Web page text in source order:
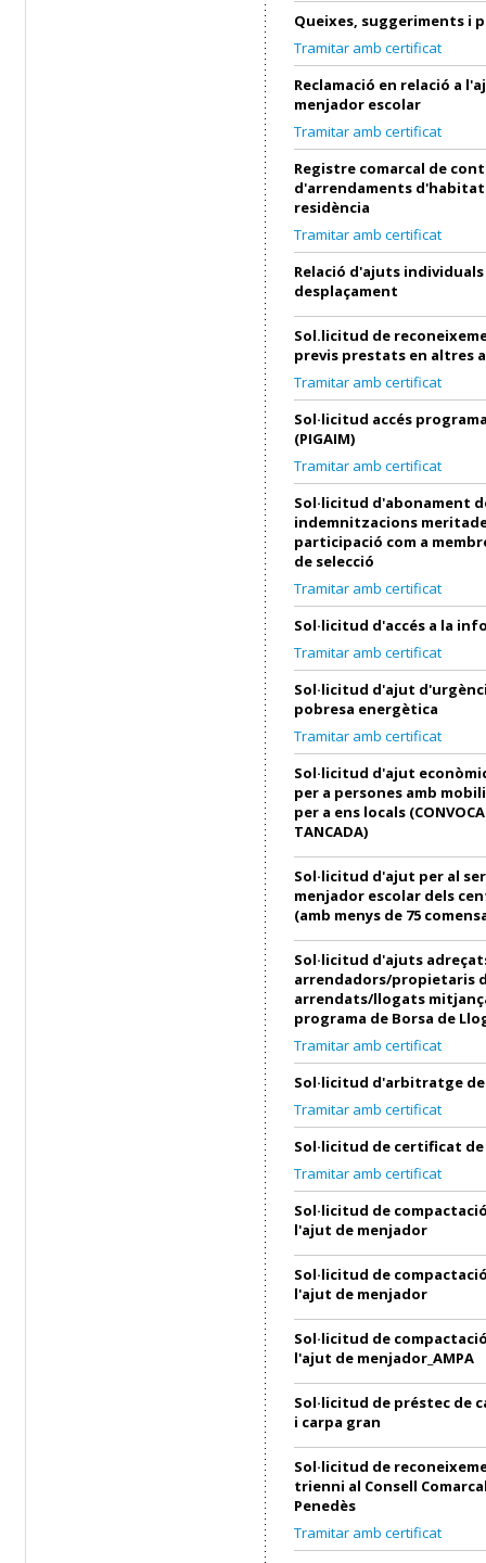
Queixes, suggeriments i
Tramitar amb certificat
Reclamació en relació a
menjador escolar
Tramitar amb certificat
Registre comarcal de
d'arrendaments
residència
Tramitar amb certificat
Relació d'ajuts
desplaçament
Sol.licitud de
previs prestats en altres
Tramitar amb certificat
Sol·licitud accés
(PIGAIM)
Tramitar amb certificat
Sol·licitud d'abonament
indemnitzacions
participació com a
de selecció
Tramitar amb certificat
Sol·licitud d'accés a la
Tramitar amb certificat
Sol·licitud d'ajut
pobresa energètica
Tramitar amb certificat
Sol·licitud d'ajut
per a persones amb
per a ens locals
TANCADA)
Sol·licitud d'ajut per al
menjador escolar dels
(amb menys de 75
Sol·licitud d'ajuts
arrendadors/propietaris
arrendats/llogats
programa de Borsa de
Tramitar amb certificat
Sol·licitud d'arbitratge
Tramitar amb certificat
Sol·licitud de certificat
Tramitar amb certificat
Sol·licitud de
l'ajut de menjador
Sol·licitud de
l'ajut de menjador
Sol·licitud de
l'ajut de menjador_AMPA
Sol·licitud de préstec de
i carpa gran
Sol·licitud de
trienni al Consell
Penedès
Tramitar amb certificat